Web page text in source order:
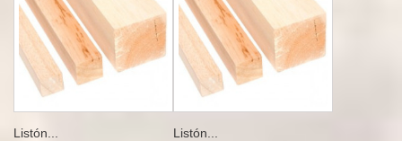
Listón... Listón...